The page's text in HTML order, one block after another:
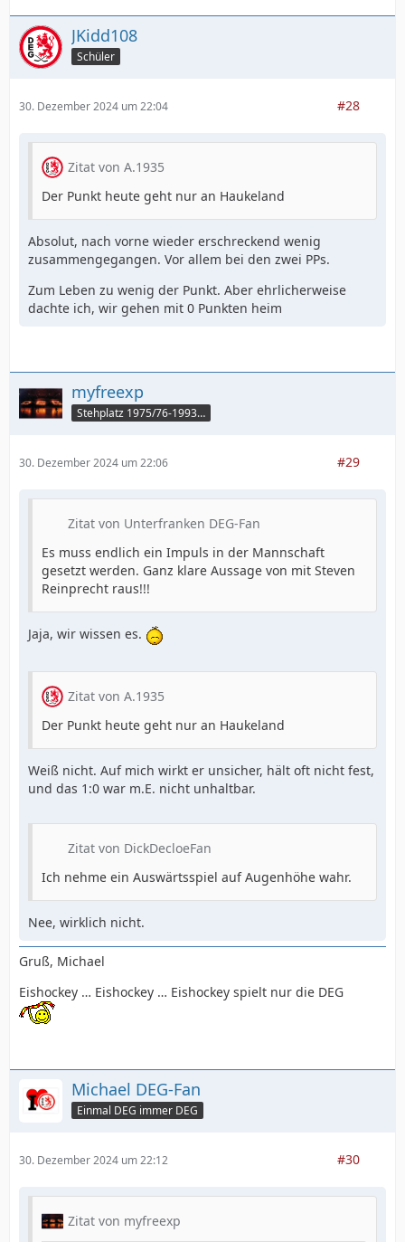
JKidd108
Schüler
30. Dezember 2024 um 22:04 #28
Zitat von A.1935
Der Punkt heute geht nur an Haukeland
Absolut, nach vorne wieder erschreckend wenig
zusammengegangen. Vor allem bei den zwei PPs.
Zum Leben zu wenig der Punkt. Aber ehrlicherweise
dachte ich, wir gehen mit 0 Punkten heim
myfreexp
Stehplatz 1975/76-1993/94
30. Dezember 2024 um 22:06 #29
Zitat von Unterfranken DEG-Fan
Es muss endlich ein Impuls in der Mannschaft
gesetzt werden. Ganz klare Aussage von mit Steven
Reinprecht raus!!!
Jaja, wir wissen es.
Zitat von A.1935
Der Punkt heute geht nur an Haukeland
Weiß nicht. Auf mich wirkt er unsicher, hält oft nicht fest,
und das 1:0 war m.E. nicht unhaltbar.
Zitat von DickDecloeFan
Ich nehme ein Auswärtsspiel auf Augenhöhe wahr.
Nee, wirklich nicht.
Gruß, Michael
Eishockey … Eishockey … Eishockey spielt nur die DEG
Michael DEG-Fan
Einmal DEG immer DEG
30. Dezember 2024 um 22:12 #30
Zitat von myfreexp